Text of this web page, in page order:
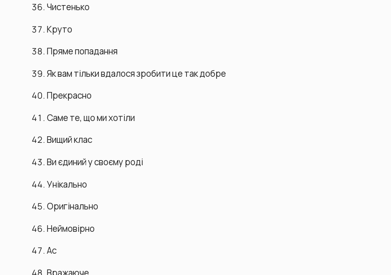
Чистенько
Круто
Пряме попадання
Як вам тільки вдалося зробити це так добре
Прекрасно
Саме те, що ми хотіли
Вищий клас
Ви єдиний у своєму роді
Унікально
Оригінально
Неймовірно
Ас
Вражаюче